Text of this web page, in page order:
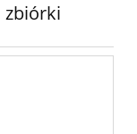
zbiórki